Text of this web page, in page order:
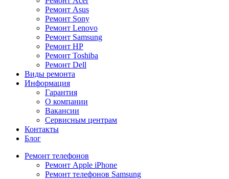
Ремонт Asus
Ремонт Sony
Ремонт Lenovo
Ремонт Samsung
Ремонт HP
Ремонт Toshiba
Ремонт Dell
Виды ремонта
Информация
Гарантия
О компании
Вакансии
Сервисным центрам
Контакты
Блог
Ремонт телефонов
Ремонт Apple iPhone
Ремонт телефонов Samsung